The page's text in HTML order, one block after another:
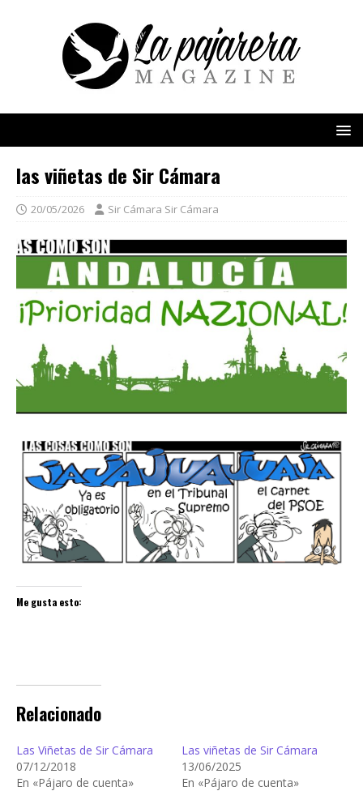
las viñetas de Sir Cámara
20/05/2026 Sir Cámara Sir Cámara
Me gusta esto:
Relacionado
Las Viñetas de Sir Cámara
07/12/2018
En «Pájaro de cuenta»
Las viñetas de Sir Cámara
13/06/2025
En «Pájaro de cuenta»